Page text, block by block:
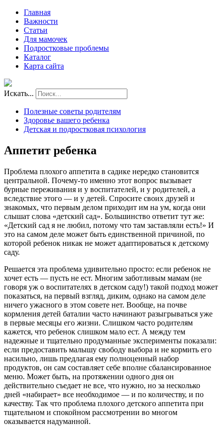
Главная
Важности
Статьи
Для мамочек
Подростковые проблемы
Каталог
Карта сайта
Искать...
Полезные советы родителям
Здоровье вашего ребенка
Детская и подростковая психология
Аппетит ребенка
Проблема плохого аппетита в садике нередко становится
центральной. Почему-то именно этот вопрос вызывает
бурные переживания и у воспитателей, и у родителей, а
вследствие этого — и у детей. Спросите своих друзей и
знакомых, что первым делом приходит им на ум, когда они
слышат слова «детский сад». Большинство ответит тут же:
«Детский сад я не любил, потому что там заставляли есть!» И
это на самом деле может быть единственной причиной, по
которой ребенок никак не может адаптироваться к детскому
саду.
Решается эта проблема удивительно просто: если ребенок не
хочет есть — пусть не ест. Многим заботливым мамам (не
говоря уж о воспитателях в детском саду!) такой подход может
показаться, на первый взгляд, диким, однако на самом деле
ничего ужасного в этом совете нет. Вообще, на почве
кормления детей баталии часто начинают разыгрываться уже
в первые месяцы его жизни. Слишком часто родителям
кажется, что ребенок слишком мало ест. А между тем
надежные и тщательно продуманные эксперименты показали:
если предоставить малышу свободу выбора и не кормить его
насильно, лишь предлагая ему полноценный набор
продуктов, он сам составляет себе вполне сбалансированное
меню. Может быть, на протяжении одного дня он
действительно съедает не все, что нужно, но за несколько
дней «набирает» все необходимое — и по количеству, и по
качеству. Так что проблема плохого детского аппетита при
тщательном и спокойном рассмотрении во многом
оказывается надуманной.